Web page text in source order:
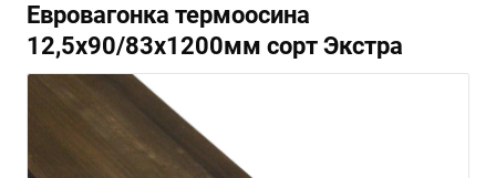
Евровагонка термоосина
12,5х90/83х1200мм сорт Экстра